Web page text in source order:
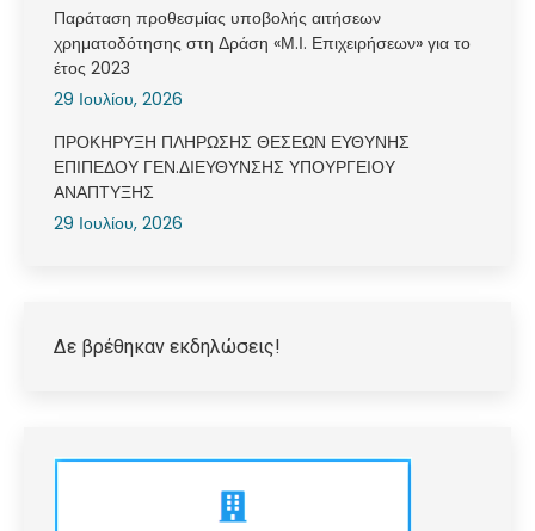
Παράταση προθεσμίας υποβολής αιτήσεων
χρηματοδότησης στη Δράση «Μ.Ι. Επιχειρήσεων» για το
έτος 2023
29 Ιουλίου, 2026
ΠΡΟΚΗΡΥΞΗ ΠΛΗΡΩΣΗΣ ΘΕΣΕΩΝ ΕΥΘΥΝΗΣ
ΕΠΙΠΕΔΟΥ ΓΕΝ.ΔΙΕΥΘΥΝΣΗΣ ΥΠΟΥΡΓΕΙΟΥ
ΑΝΑΠΤΥΞΗΣ
29 Ιουλίου, 2026
Δε βρέθηκαν εκδηλώσεις!